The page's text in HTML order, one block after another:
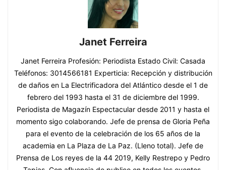
Janet Ferreira
Janet Ferreira Profesión: Periodista Estado Civil: Casada
Teléfonos: 3014566181 Experticia: Recepción y distribución
de daños en La Electrificadora del Atlántico desde el 1 de
febrero del 1993 hasta el 31 de diciembre del 1999.
Periodista de Magazín Espectacular desde 2011 y hasta el
momento sigo colaborando. Jefe de prensa de Gloria Peña
para el evento de la celebración de los 65 años de la
academia en La Plaza de La Paz. (Lleno total). Jefe de
Prensa de Los reyes de la 44 2019, Kelly Restrepo y Pedro